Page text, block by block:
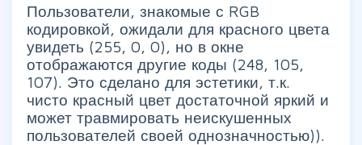
Пользователи, знакомые с RGB
кодировкой, ожидали для красного цвета
увидеть (255, 0, 0), но в окне
отображаются другие коды (248, 105,
107). Это сделано для эстетики, т.к.
чисто красный цвет достаточной яркий и
может травмировать неискушенных
пользователей своей однозначностью)).